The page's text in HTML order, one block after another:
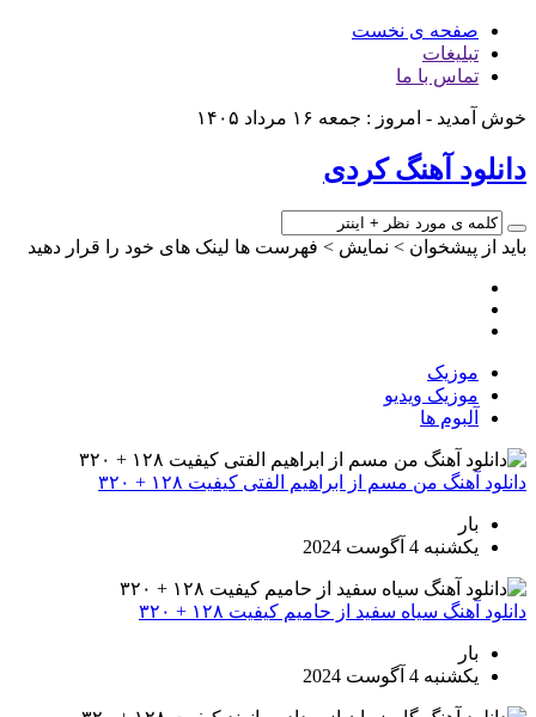
صفحه ی نخست
تبلیغات
تماس با ما
خوش آمدید - امروز : جمعه ۱۶ مرداد ۱۴۰۵
دانلود آهنگ کردی
باید از پیشخوان > نمایش > فهرست ها لینک های خود را قرار دهید
موزیک
موزیک ویدیو
آلبوم ها
دانلود آهنگ من مسم از ابراهیم الفتی کیفیت ۱۲۸ + ۳۲۰
بار
یکشنبه 4 آگوست 2024
دانلود آهنگ سیاه سفید از حامیم کیفیت ۱۲۸ + ۳۲۰
بار
یکشنبه 4 آگوست 2024